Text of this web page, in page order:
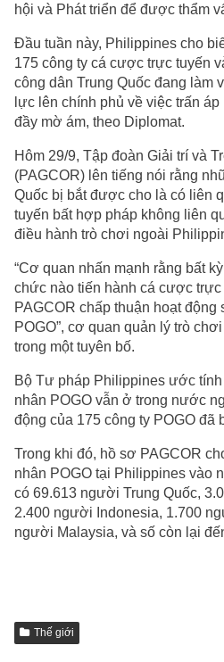
hội và Phát triển để được thẩm
Đầu tuần này, Philippines cho
175 công ty cá cược trực tuyến
công dân Trung Quốc đang làm
lực lên chính phủ về việc trấn
đầy mờ ám, theo Diplomat.
Hôm 29/9, Tập đoàn Giải trí và
(PAGCOR) lên tiếng nói rằng
Quốc bị bắt được cho là có liên
tuyến bất hợp pháp không liên
điều hành trò chơi ngoài
“Cơ quan nhấn mạnh rằng bất
chức nào tiến hành cá cược
PAGCOR chấp thuận hoạt
POGO”, cơ quan quản lý trò
trong một tuyên bố.
Bộ Tư pháp Philippines ước
nhân POGO vẫn ở trong nước
động của 175 công ty POGO đã
Trong khi đó, hồ sơ PAGCOR
nhân POGO tại Philippines vào
có 69.613 người Trung Quốc,
2.400 người Indonesia, 1.700
người Malaysia, và số còn lại
Thế giới